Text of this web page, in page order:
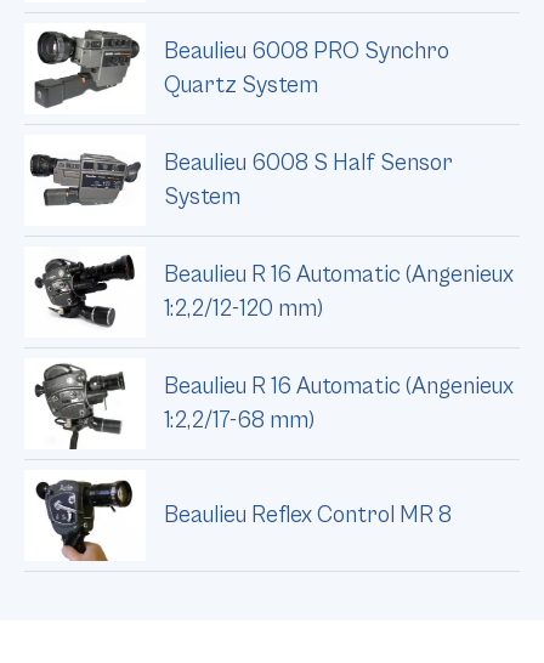
Beaulieu 6008 PRO Synchro
Quartz System
Beaulieu 6008 S Half Sensor
System
Beaulieu R 16 Automatic (Angenieux
1:2,2/12-120 mm)
Beaulieu R 16 Automatic (Angenieux
1:2,2/17-68 mm)
Beaulieu Reflex Control MR 8